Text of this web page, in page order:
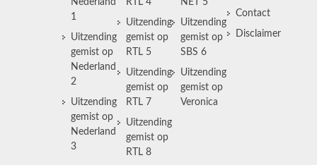
Nederland
1
Uitzending
gemist op
Nederland
2
Uitzending
gemist op
Nederland
3
RTL 4
Uitzending
gemist op
RTL 5
Uitzending
gemist op
RTL 7
Uitzending
gemist op
RTL 8
NET 5
Uitzending
gemist op
SBS 6
Uitzending
gemist op
Veronica
Contact
Disclaimer